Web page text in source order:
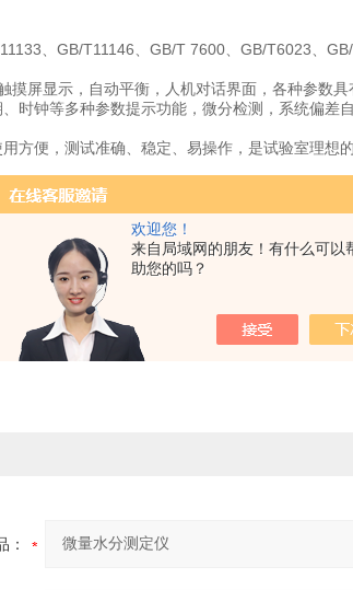
欢迎您！
来自局域网的朋友！有什么可以
助您的吗？
、GB/T11146、GB/T 7600、GB/T6023、
摸屏显示，自动平衡，人机对话界面，各种参数
时钟等多种参数提示功能，微分检测，系统偏
方便，测试准确、稳定、易操作，是试验室理想的
100mg
克／分
1mgH2O ±3μg 1mgH2O 以上为3%（不含进样误
示、蜂鸣器响、终点指示灯亮
日 小时 分钟 秒（掉电保持）
符针式打印，纸宽44毫米
，50Hz
：